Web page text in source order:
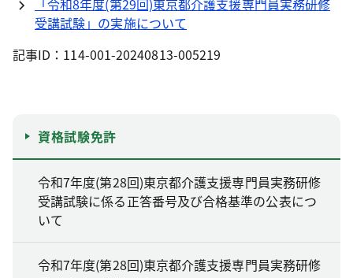
「令和8年度(第29回)東京都介護支援専門員実務研修
受講試験」の実施について
記事ID：114-001-20240813-005219
資格試験免許
令和7年度(第28回)東京都介護支援専門員実務研修
受講試験に係る正答番号及び合格基準の公表につ
いて
令和7年度(第28回)東京都介護支援専門員実務研修